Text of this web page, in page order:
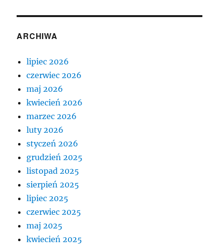
ARCHIWA
lipiec 2026
czerwiec 2026
maj 2026
kwiecień 2026
marzec 2026
luty 2026
styczeń 2026
grudzień 2025
listopad 2025
sierpień 2025
lipiec 2025
czerwiec 2025
maj 2025
kwiecień 2025